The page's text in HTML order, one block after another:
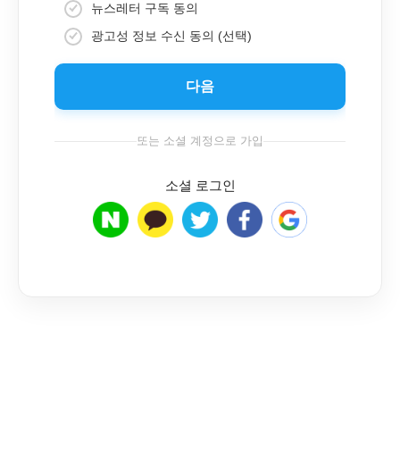
뉴스레터 구독 동의
광고성 정보 수신 동의 (선택)
다음
또는 소셜 계정으로 가입
소셜 로그인